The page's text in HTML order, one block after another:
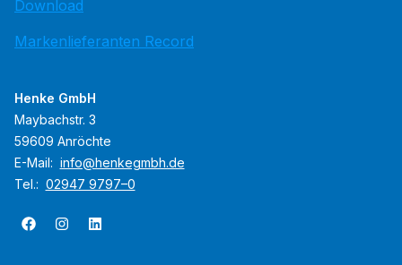
Download
Markenlieferanten Record
Henke GmbH
Maybachstr. 3
59609 Anröchte
E-Mail: info@henkegmbh.de
Tel.: 02947 9797–0